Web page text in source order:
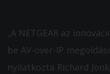
„A NETGEAR az
be AV-over-IP
nyilatkozta Richard